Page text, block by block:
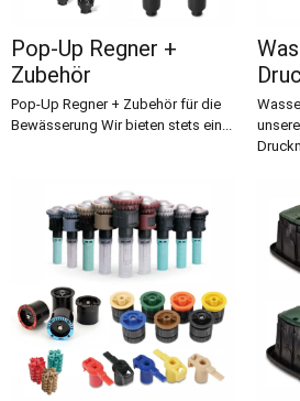
Pop-Up Regner +
Zubehör
Pop-Up Regner + Zubehör für die
Bewässerung Wir bieten stets ein...